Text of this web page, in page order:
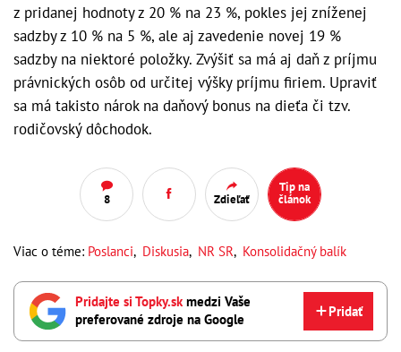
z pridanej hodnoty z 20 % na 23 %, pokles jej zníženej
sadzby z 10 % na 5 %, ale aj zavedenie novej 19 %
sadzby na niektoré položky. Zvýšiť sa má aj daň z príjmu
právnických osôb od určitej výšky príjmu firiem. Upraviť
sa má takisto nárok na daňový bonus na dieťa či tzv.
rodičovský dôchodok.
8 Zdieľať
Tip na
článok
Viac o téme: Poslanci, Diskusia, NR SR, Konsolidačný balík
Pridajte si Topky.skmedzi Vaše
preferované zdroje na Google
Pridať